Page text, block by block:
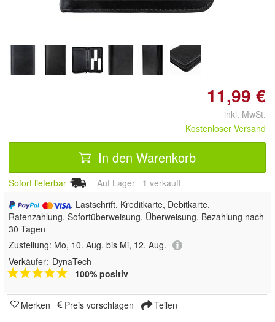
11,99 €
inkl. MwSt.
Kostenloser Versand
In den Warenkorb
Sofort lieferbar Auf Lager 1 verkauft
, Lastschrift, Kreditkarte, Debitkarte,
Ratenzahlung, Sofortüberweisung, Überweisung, Bezahlung nach
30 Tagen
Zustellung: Mo, 10. Aug. bis Mi, 12. Aug.
Verkäufer: DynaTech
100% positiv
Merken Preis vorschlagen Teilen